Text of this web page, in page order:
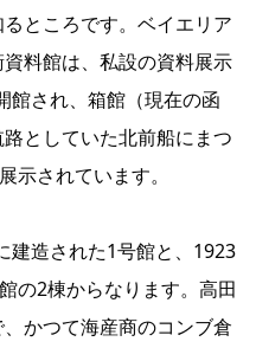
ところです。ベイエリア
料館は、私設の資料展示
館され、箱館（現在の函
としていた北前船にまつ
示されています。
建造された1号館と、1923
の2棟からなります。高田
かつて海産商のコンブ倉